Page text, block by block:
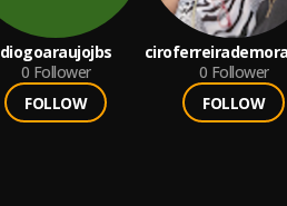
diogoaraujojbs
0 Follower
FOLLOW
0 Follower
FOLLOW